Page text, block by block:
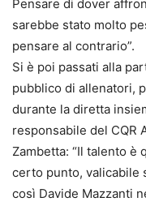
Pensare di dover
sarebbe stato molto
pensare al contrario”.
Si è poi passati alla
pubblico di allenatori,
durante la diretta
responsabile del CQR
Zambetta: “Il talento è
certo punto, valicabile
così Davide Mazzanti